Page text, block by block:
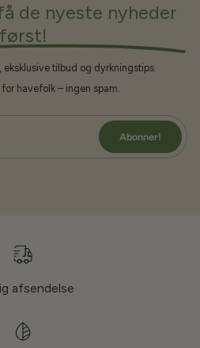
de nyeste nyheder
først!
eksklusive tilbud og dyrkningstips.
havefolk – ingen spam.
Abonner!
afsendelse